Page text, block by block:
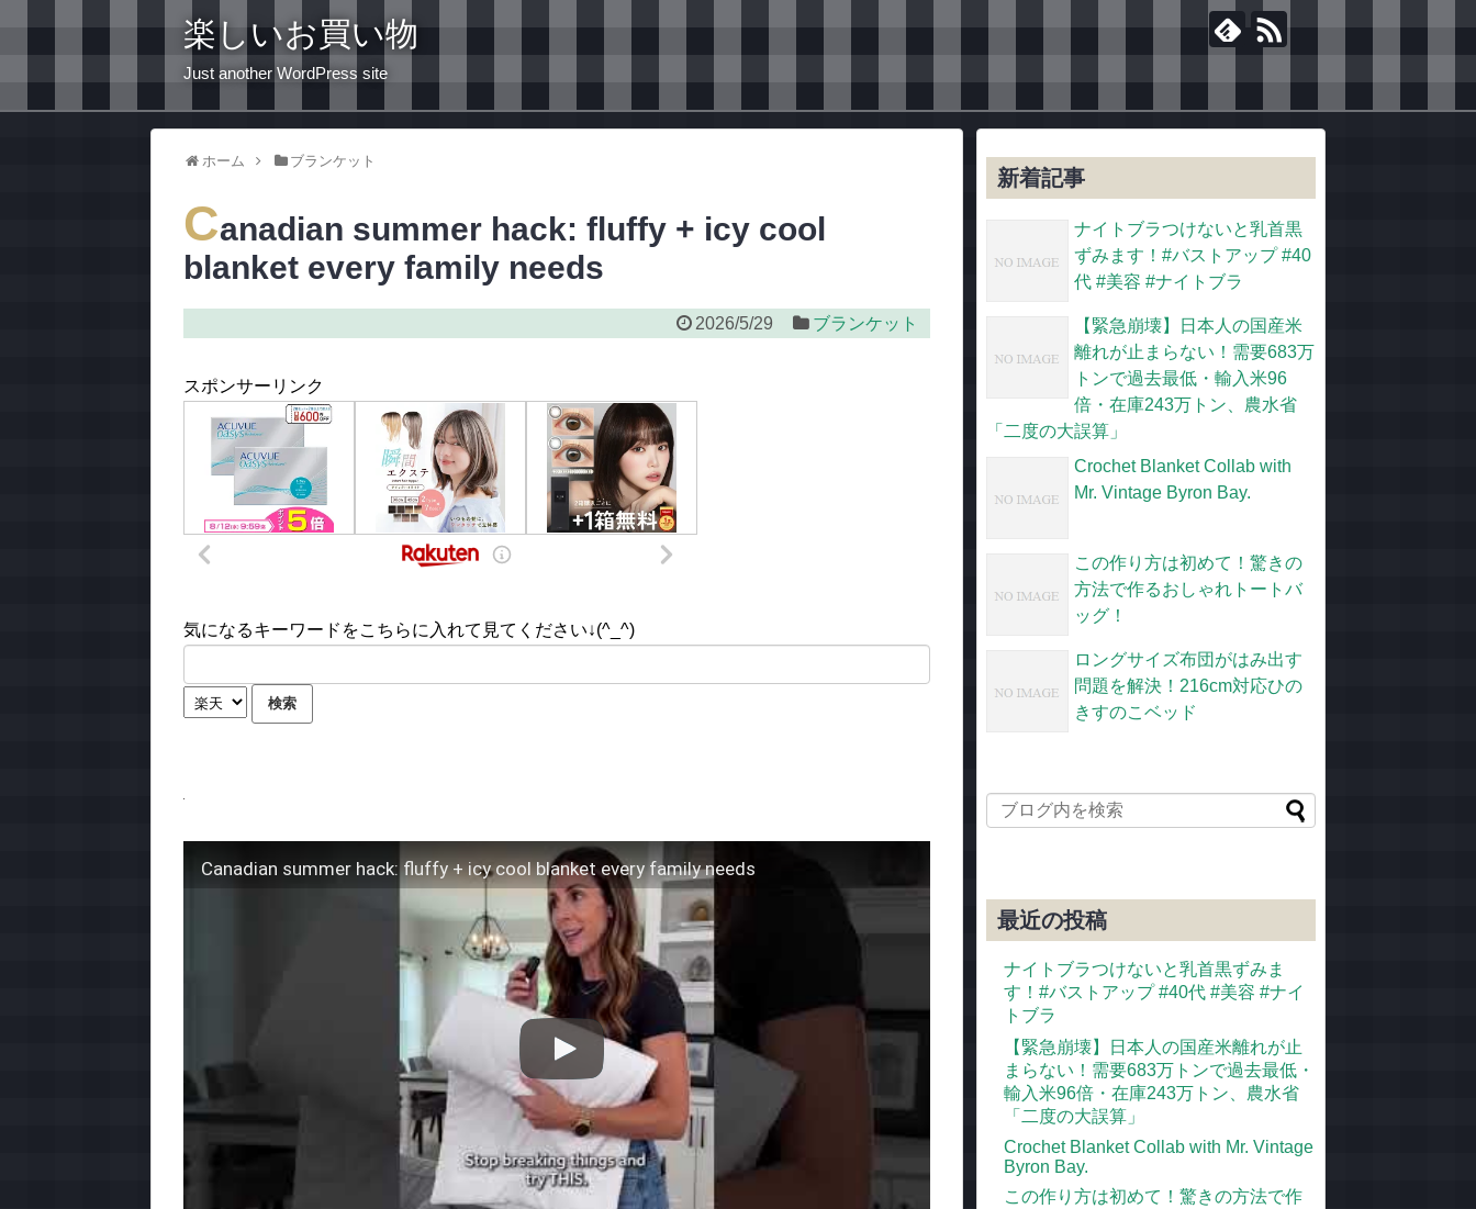
楽しいお買い物
Just another WordPress site
ホーム ブランケット
Canadian summer hack: fluffy + icy cool
blanket every family needs
2026/5/29 ブランケット
スポンサーリンク
気になるキーワードをこちらに入れて見てください↓(^_^)
Canadian summer hack: fluffy + icy cool blanket every family needs
新着記事
ナイトブラつけないと乳首黒
ずみます！#バストアップ #40
代 #美容 #ナイトブラ
【緊急崩壊】日本人の国産米
離れが止まらない！需要683万
トンで過去最低・輸入米96
倍・在庫243万トン、農水省
「二度の大誤算」
Crochet Blanket Collab with
Mr. Vintage Byron Bay.
この作り方は初めて！驚きの
方法で作るおしゃれトートバ
ッグ！
ロングサイズ布団がはみ出す
問題を解決！216cm対応ひの
きすのこベッド
最近の投稿
ナイトブラつけないと乳首黒ずみま
す！#バストアップ #40代 #美容 #ナイ
トブラ
【緊急崩壊】日本人の国産米離れが止
まらない！需要683万トンで過去最低・
輸入米96倍・在庫243万トン、農水省
「二度の大誤算」
Crochet Blanket Collab with Mr. Vintage
Byron Bay.
この作り方は初めて！驚きの方法で作